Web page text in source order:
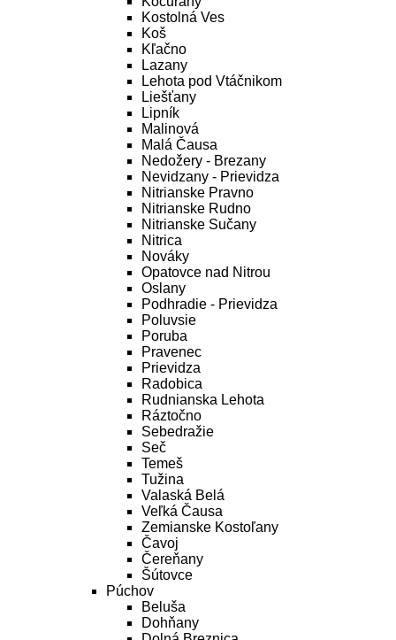
Kostolná Ves
Koš
Kľačno
Lazany
Lehota pod Vtáčnikom
Liešťany
Lipník
Malinová
Malá Čausa
Nedožery - Brezany
Nevidzany - Prievidza
Nitrianske Pravno
Nitrianske Rudno
Nitrianske Sučany
Nitrica
Nováky
Opatovce nad Nitrou
Oslany
Podhradie - Prievidza
Poluvsie
Poruba
Pravenec
Prievidza
Radobica
Rudnianska Lehota
Ráztočno
Sebedražie
Seč
Temeš
Tužina
Valaská Belá
Veľká Čausa
Zemianske Kostoľany
Čavoj
Čereňany
Šútovce
Púchov
Beluša
Dohňany